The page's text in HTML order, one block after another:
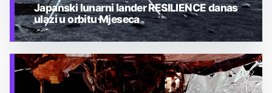
TEHNOLOGIJA
Japanski lunarni lander RESILIENCE danas
ulazi u orbitu Mjeseca